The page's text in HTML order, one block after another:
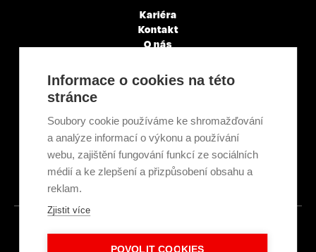
Kariéra
Kontakt
O nás
Články a novinky
GDPR & Cookies
Ekologická recyklace
Projekty EU
Intranet - Přihlášení
Přihlášení
© 2026
Informace o cookies na této
stránce
Soubory cookie používáme ke shromažďování
a analýze informací o výkonu a používání
webu, zajištění fungování funkcí ze sociálních
médií a ke zlepšení a přizpůsobení obsahu a
reklam.
Zjistit více
POVOLIT COOKIES